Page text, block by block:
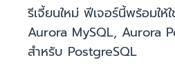
รีเจี้ยนใหม่ ฟีเจอร์นี้พร้อมให้
Aurora MySQL, Aurora
สำหรับ PostgreSQL